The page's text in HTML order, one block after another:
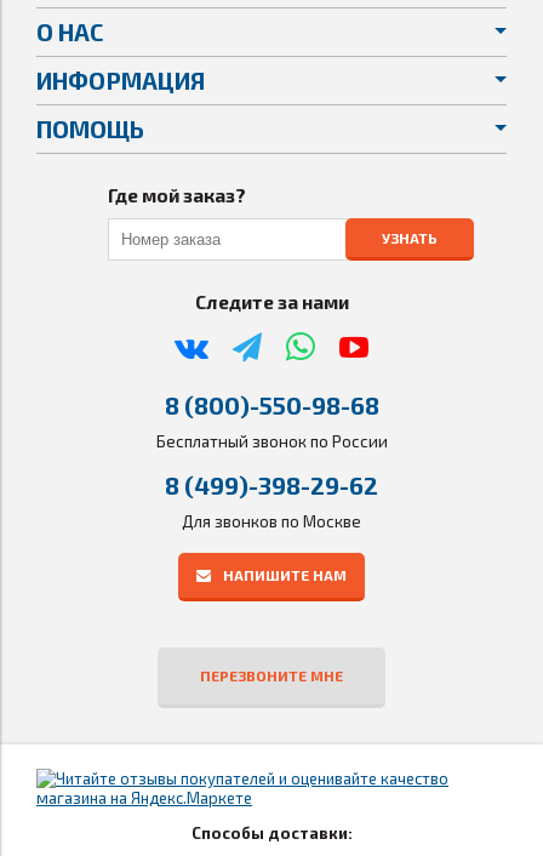
О НАС
ИНФОРМАЦИЯ
ПОМОЩЬ
Где мой заказ?
УЗНАТЬ
Следите за нами
8 (800)-550-98-68
Бесплатный звонок по России
8 (499)-398-29-62
Для звонков по Москве
НАПИШИТЕ НАМ
ПЕРЕЗВОНИТЕ МНЕ
Способы доставки: